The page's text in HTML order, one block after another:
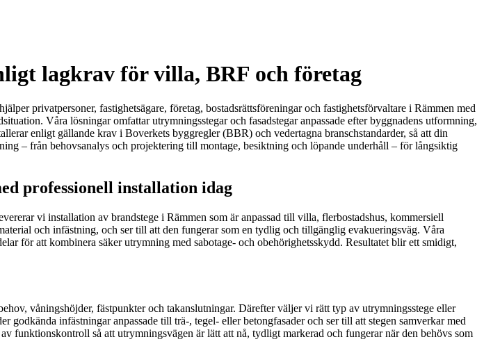
lagkrav för villa, BRF och företag
privatpersoner, fastighetsägare, företag, bostadsrättsföreningar och fastighetsförvaltare i Rämmen med
Våra lösningar omfattar utrymningsstegar och fasadstegar anpassade efter byggnadens utformning,
enligt gällande krav i Boverkets byggregler (BBR) och vedertagna branschstandarder, så att din
– från behovsanalys och projektering till montage, besiktning och löpande underhåll – för långsiktig
professionell installation idag
vi installation av brandstege i Rämmen som är anpassad till villa, flerbostadshus, kommersiell
och infästning, och ser till att den fungerar som en tydlig och tillgänglig evakueringsväg. Våra
för att kombinera säker utrymning med sabotage- och obehörighetsskydd. Resultatet blir ett smidigt,
våningshöjder, fästpunkter och takanslutningar. Därefter väljer vi rätt typ av utrymningsstege eller
infästningar anpassade till trä-, tegel- eller betongfasader och ser till att stegen samverkar med
funktionskontroll så att utrymningsvägen är lätt att nå, tydligt markerad och fungerar när den behövs som